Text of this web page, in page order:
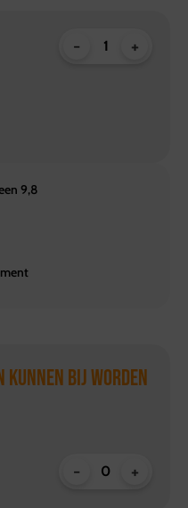
- +
9,8
KUNNEN BIJ WORDEN
- +